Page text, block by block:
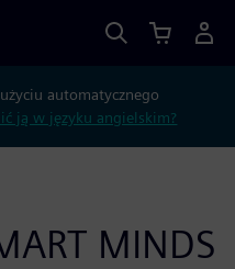
automatycznego
ją w języku angielskim?
MINDS